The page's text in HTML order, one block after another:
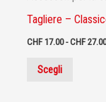
Tagliere –
CHF17.00 - CHF27.00
Scegli